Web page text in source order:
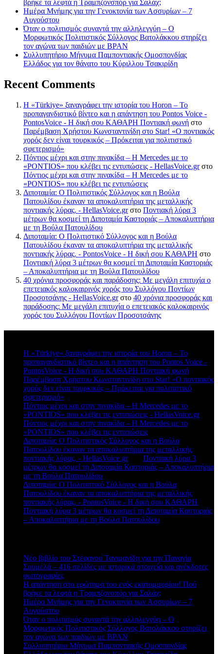
βρήκε τα λεφτά η Τραμπζονσπόρ για Σαλάχ;
Ημέρα Μνήμης για την Γενοκτονία των Ασσυρίων – 7
Αυγούστου
Όταν ο πολιτισμός συναντά την αλληλεγγύη – Ο
Μορφωτικός Πολιτιστικός Σύλλογος Βατολάκκου στηρίζει
τον αγώνα των παιδιών με BPAN
Συλλυπητήριο Μήνυμα Παμποντιακής Ομοσπονδίας
Ελλάδος για τον θάνατο του Κύριλλου Τσακιρίδη
Recent Comments
Η «Türkiye» ξαναγράφει την ιστορία του Horon – Το
προπαγανδιστικό βίντεο και η απάντηση του Pontos Voice -
PontosVoice - H δική σου ΚΑΘΑΡΗ Ποντιακή φωνή στο
Παρέμβαση Χρήστου Κωνσταντινίδη στο Star! «Ο ποντιακός
χορός δεν είναι τουρκικός – Πρόκειται για πολιτιστικό
σφετερισμό»
Πόντιος μέχρι και στην πινακίδα – Η Mercedes με το
«PONTIOS» που κλέβει τις εντυπώσεις - HellasVoice.grστο
Πόντιος μέχρι και στην πινακίδα – Η Mercedes με το
«PONTIOS» που κλέβει τις εντυπώσεις
Διποταμία: Ο Πολιτιστικός Σύλλογος και η Βούλα
Πατουλίδου έκαναν τα αποκαλυπτήρια της μεταλλικής
ποντιακής λύρας. - HellasVoice.grστο Ποντιακή λύρα 3
μέτρων θα κοσμεί τη Διποταμία Καστοριάς – Αποκαλυπτήρια
με τη Βούλα Πατουλίδου
Διποταμία: Ο Πολιτιστικό Σύλλογος και η Βούλα
Πατουλίδου έκαναν τα αποκαλυπτήρια της μεταλλικής
ποντιακής λύρας. - PontosVoice - H δική σου ΚΑΘΑΡΗ στο
Ποντιακή λύρα 3 μέτρων θα κοσμεί τη Διποταμία Καστοριάς
– Αποκαλυπτήρια με τη Βούλα Πατουλίδου
40 χρόνια προσφοράς και παράδοσης: Με μεγάλη επιτυχία ο
επετειακός καλοκαιρινός χορός του Συλλόγου Ποντίων
Προσοτσάνης - HellasVoice.grστο 40 χρόνια προσφοράς και
παράδοσης: Με μεγάλη επιτυχία ο επετειακός καλοκαιρινός
χορός του Συλλόγου Ποντίων Προσοτσάνης
Η «Türkiye» ξαναγράφει την ιστορία του Horon – Το
προπαγανδιστικό βίντεο και η απάντηση του Pontos Voice -
PontosVoice - H δική σου ΚΑΘΑΡΗ Ποντιακή φωνή
Παρέμβαση Χρήστου Κωνσταντινίδη στο Star! «Ο ποντιακός
χορός δεν είναι τουρκικός – Πρόκειται για πολιτιστικό
σφετερισμό»
Πόντιος μέχρι και στην πινακίδα – Η Mercedes με το
«PONTIOS» που κλέβει τις εντυπώσεις - HellasVoice.grστο
Πόντιος μέχρι και στην πινακίδα – Η Mercedes με το
«PONTIOS» που κλέβει τις εντυπώσεις
Διποταμία: Ο Πολιτιστικός Σύλλογος και η Βούλα
Πατουλίδου έκαναν τα αποκαλυπτήρια της μεταλλικής
ποντιακής λύρας. - HellasVoice.grστο Ποντιακή λύρα 3
μέτρων θα κοσμεί τη Διποταμία Καστοριάς – Αποκαλυπτήρια
με τη Βούλα Πατουλίδου
Διποταμία: Ο Πολιτιστικό Σύλλογος και η Βούλα
Πατουλίδου έκαναν τα αποκαλυπτήρια της μεταλλικής
ποντιακής λύρας. - PontosVoice - H δική σου ΚΑΘΑΡΗ
Ποντιακή λύρα 3 μέτρων θα κοσμεί τη Διποταμία Καστοριάς
– Αποκαλυπτήρια με τη Βούλα Πατουλίδου
Νέο βιβλίο του Στέφανου Τανιμανίδη για την Παναγία
Σουμελά – 416 σελίδες με ιστορικά στοιχεία και ανέκδοτες
φωτογραφίες
Η απάντηση στο ερώτημα του ενός εκατομμυρίου! Πού
βρήκε τα λεφτά η Τραμπζονσπόρ για Σαλάχ;
Ημέρα Μνήμης για την Γενοκτονία των Ασσυρίων – 7
Αυγούστου
Όταν ο πολιτισμός συναντά την αλληλεγγύη – Ο
Μορφωτικός Πολιτιστικός Σύλλογος Βατολάκκου στηρίζει
τον αγώνα των παιδιών με BPAN
Συλλυπητήριο Μήνυμα Παμποντιακής Ομοσπονδίας